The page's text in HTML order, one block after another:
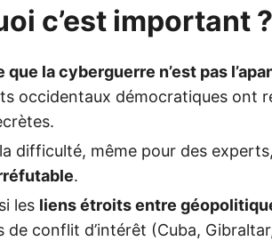
c’est important ?
que la cyberguerre n’est pas
occidentaux démocratiques ont
difficulté, même pour des
.
les liens étroits entre
de conflit d’intérêt (Cuba,